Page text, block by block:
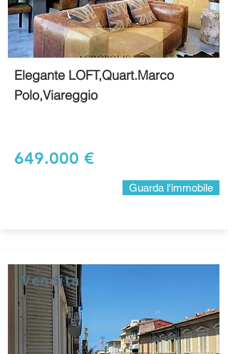
Elegante LOFT,Quart.Marco
Polo,Viareggio
649.000 €
Guarda l'immobile
Vendita